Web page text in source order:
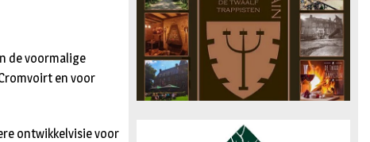
de voormalige
en voor
ontwikkelvisie voor